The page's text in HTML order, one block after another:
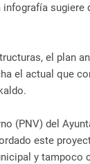
infografía sugiere
el plan
el actual que
(PNV) del
este
y tampoco